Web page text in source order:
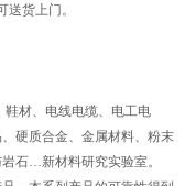
货上门。
鞋材、电线电缆、电工电
硬质合金、金属材料、粉末
石…新材料研究实验室。